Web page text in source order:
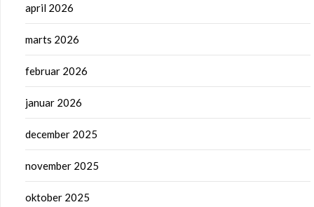
april 2026
marts 2026
februar 2026
januar 2026
december 2025
november 2025
oktober 2025